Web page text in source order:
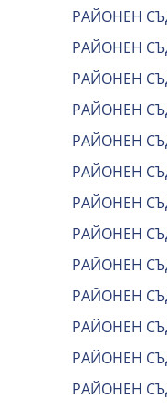
РАЙОНЕН
РАЙОНЕН
РАЙОНЕН
РАЙОНЕН
РАЙОНЕН
РАЙОНЕН
РАЙОНЕН
РАЙОНЕН
РАЙОНЕН
РАЙОНЕН
РАЙОНЕН
РАЙОНЕН
РАЙОНЕН